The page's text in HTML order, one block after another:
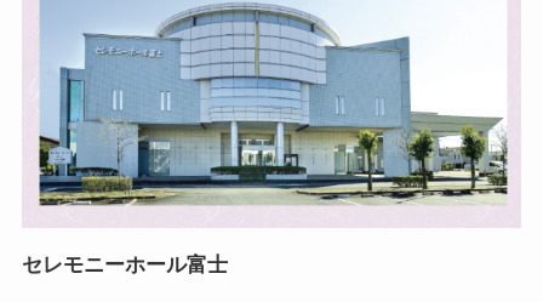
セレモニーホール富士